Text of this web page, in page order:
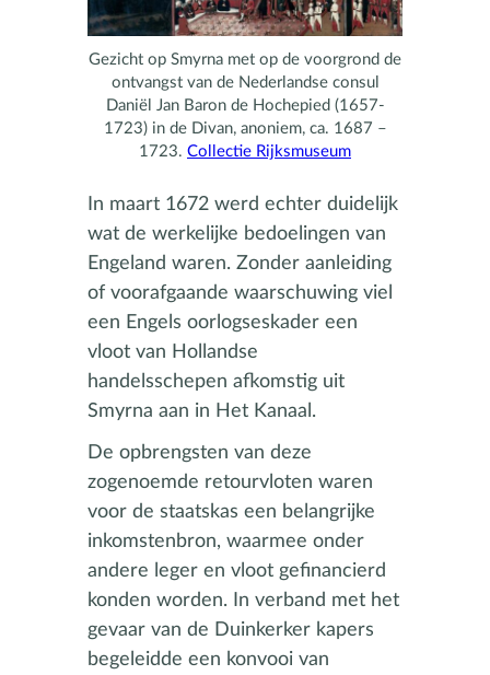
Gezicht op Smyrna met op de voorgrond de
ontvangst van de Nederlandse consul
Daniël Jan Baron de Hochepied (1657-
1723) in de Divan, anoniem, ca. 1687 –
1723. Collectie Rijksmuseum
In maart 1672 werd echter duidelijk
wat de werkelijke bedoelingen van
Engeland waren. Zonder aanleiding
of voorafgaande waarschuwing viel
een Engels oorlogseskader een
vloot van Hollandse
handelsschepen afkomstig uit
Smyrna aan in Het Kanaal.
De opbrengsten van deze
zogenoemde retourvloten waren
voor de staatskas een belangrijke
inkomstenbron, waarmee onder
andere leger en vloot gefinancierd
konden worden. In verband met het
gevaar van de Duinkerker kapers
begeleidde een konvooi van